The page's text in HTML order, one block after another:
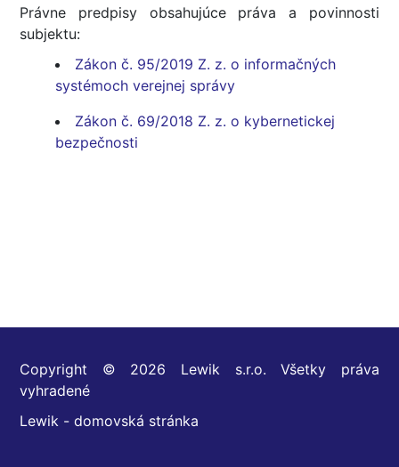
Právne predpisy obsahujúce práva a povinnosti
subjektu:
Zákon č. 95/2019 Z. z. o informačných
systémoch verejnej správy
Zákon č. 69/2018 Z. z. o kybernetickej
bezpečnosti
Copyright © 2026 Lewik s.r.o. Všetky práva
vyhradené
Lewik - domovská stránka